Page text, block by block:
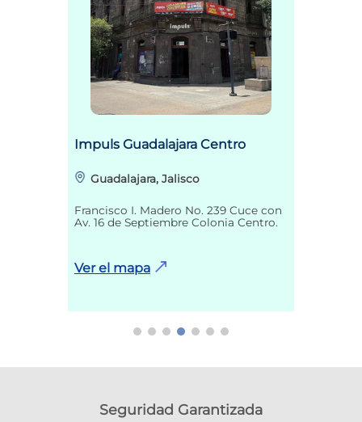
Impuls Guadalajara Centro
Guadalajara, Jalisco
Francisco I. Madero No. 239 Cuce con
Av. 16 de Septiembre Colonia Centro.
Ver el mapa
Seguridad Garantizada